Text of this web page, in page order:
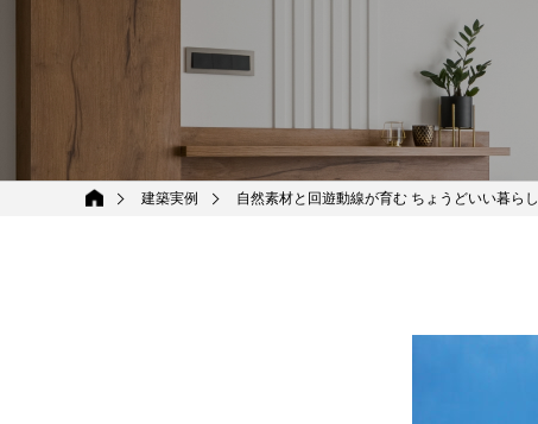
建築実例 自然素材と回遊動線が育む ちょうどいい暮らし